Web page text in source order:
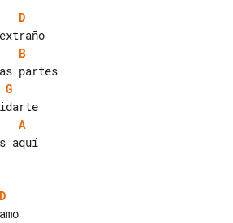
D
B
G
A
aquí
D